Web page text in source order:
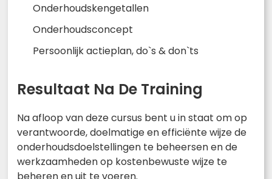
Onderhoudskengetallen
Onderhoudsconcept
Persoonlijk actieplan, do`s & don`ts
Resultaat Na De Training
Na afloop van deze cursus bent u in staat om op
verantwoorde, doelmatige en efficiënte wijze de
onderhoudsdoelstellingen te beheersen en de
werkzaamheden op kostenbewuste wijze te
beheren en uit te voeren.